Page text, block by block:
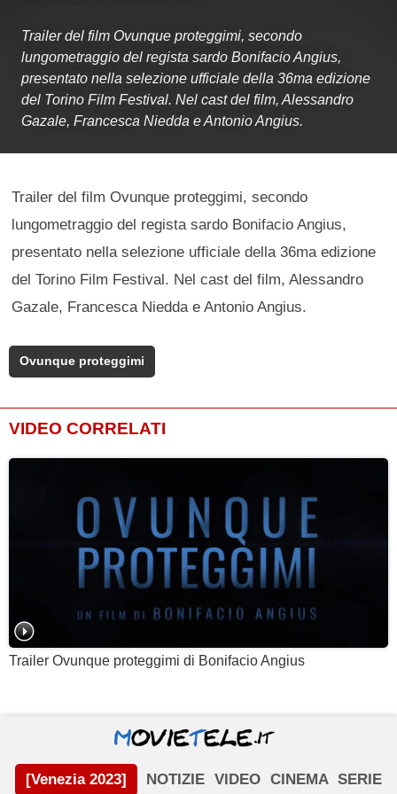
Trailer del film Ovunque proteggimi, secondo
lungometraggio del regista sardo Bonifacio Angius,
presentato nella selezione ufficiale della 36ma edizione
del Torino Film Festival. Nel cast del film, Alessandro
Gazale, Francesca Niedda e Antonio Angius.
Trailer del film Ovunque proteggimi, secondo
lungometraggio del regista sardo Bonifacio Angius,
presentato nella selezione ufficiale della 36ma edizione
del Torino Film Festival. Nel cast del film, Alessandro
Gazale, Francesca Niedda e Antonio Angius.
Ovunque proteggimi
VIDEO CORRELATI
Trailer Ovunque proteggimi di Bonifacio Angius
[Venezia 2023] NOTIZIE VIDEO CINEMA SERIE